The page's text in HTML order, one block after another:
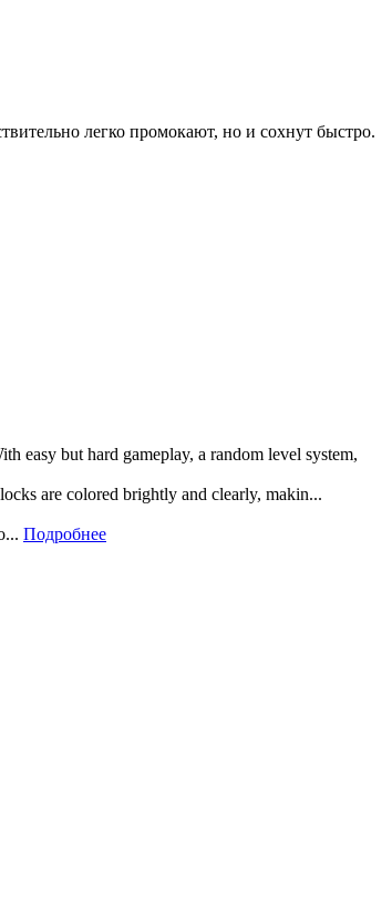
легко промокают, но и сохнут быстро.
easy but hard gameplay, a random level system,
are colored brightly and clearly, makin...
Подробнее